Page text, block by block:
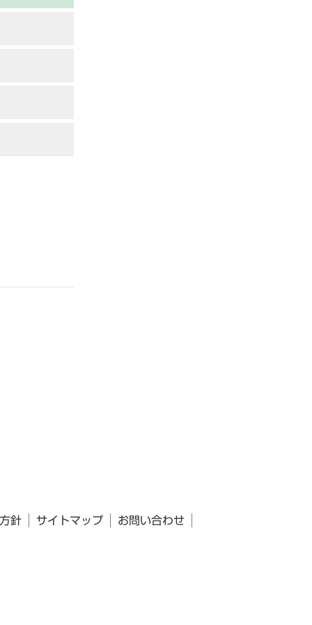
針 サイトマップ お問い合わせ